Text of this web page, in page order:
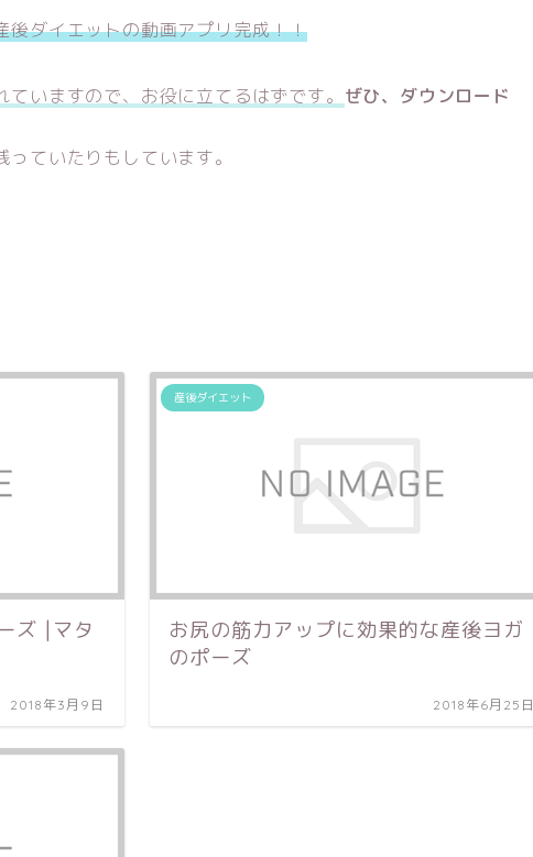
後ダイエットの動画アプリ完成！！
いますので、お役に立てるはずです。 ぜひ、ダウンロード
ていたりもしています。
ズ |マタ
2018年3月9日
産後ダイエット
お尻の筋力アップに効果的な産後ヨガ
のポーズ
2018年6月25日